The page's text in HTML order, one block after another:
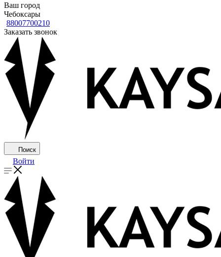
Ваш город
Чебоксары
88007700210
Заказать звонок
Поиск
Войти